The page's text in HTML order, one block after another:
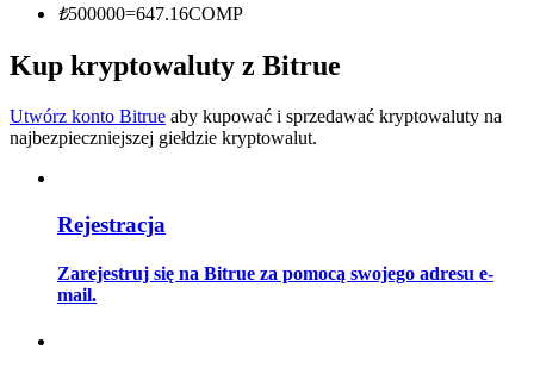
Przewodnik dla początkujących dotyczący kontraktów futures
₺500000=647.16COMP
Kup kryptowaluty z Bitrue
Utwórz konto Bitrue aby kupować i sprzedawać kryptowaluty na
najbezpieczniejszej giełdzie kryptowalut.
Rejestracja
Zarejestruj się na Bitrue za pomocą swojego adresu e-
mail.